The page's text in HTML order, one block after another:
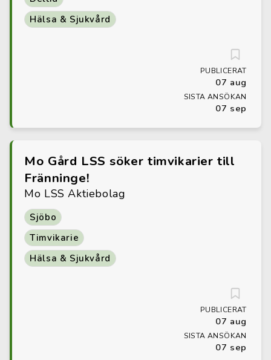
Hälsa & Sjukvård
PUBLICERAT
07 aug
SISTA ANSÖKAN
07 sep
Mo Gård LSS söker timvikarier till
Fränninge!
Mo LSS Aktiebolag
Sjöbo
Timvikarie
Hälsa & Sjukvård
PUBLICERAT
07 aug
SISTA ANSÖKAN
07 sep